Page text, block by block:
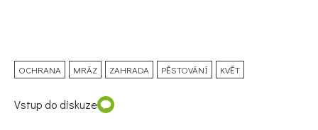
OCHRANA MRÁZ ZAHRADA PĚSTOVÁNÍ KVĚT
Vstup do diskuze